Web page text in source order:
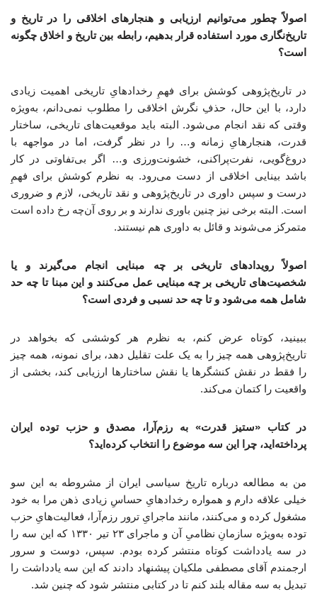
اصولاً چطور می‌توانیم ارزیابی و هنجارهای اخلاقی را در تاریخ و
تاریخ‌نگاری مورد استفاده قرار بدهیم، رابطه بین تاریخ و اخلاق چگونه
است؟
در تاریخ‌پژوهی کوشش برای فهمِ رخدادهایِ تاریخی اهمیت زیادی
دارد، با این حال، حذفِ نگرش اخلاقی را مطلوب نمی‌دانم، به‌ویژه
وقتی که نقد انجام می‌شود. البته باید موقعیت‌های تاریخی، ساختار
قدرت، هنجارهایِ زمانه و… را در نظر گرفت، اما در مواجهه با
دروغ‌گویی، نفرت‌پراکنی، خشونت‌ورزی و… اگر بی‌تفاوتی در کار
باشد بینایی اخلاقی از دست می‌رود. به نظرم کوشش برای فهمِ
درست و سپس داوری در تاریخ‌پژوهی و نقد تاریخی، لازم و ضروری
است. البته برخی نیز چنین باوری ندارند و بر روی آن‌چه رخ داده است
متمرکز می‌شوند و قائل به داوری هم نیستند.
اصولاً رویدادهای تاریخی بر چه مبنایی انجام می‌گیرند و یا
شخصیت‌های تاریخی بر چه مبنایی عمل می‌کنند و این مبنا تا چه حد
شامل همه می‌شود و تا چه حد نسبی و فردی است؟
ببینید، کوتاه عرض کنم، به نظرم هر کوششی که بخواهد در
تاریخ‌پژوهی همه چیز را به یک علت تقلیل دهد، برای نمونه، همه چیز
را فقط در نقش کنشگرها یا نقش ساختارها ارزیابی کند، بخشی از
واقعیت را کتمان می‌کند.
در کتاب «ستیز قدرت» به رزم‌آرا، مصدق و حزب توده ایران
پرداخته‌اید، چرا این سه موضوع را انتخاب کرده‌اید؟
من به مطالعه درباره تاریخ سیاسی ایران از مشروطه به این سو
خیلی علاقه دارم و همواره رخدادهایِ حساسِ زیادی ذهن مرا به خود
مشغول کرده و می‌کنند، مانند ماجرایِ ترور رزم‌آرا، فعالیت‌هایِ حزب
توده به‌ویژه سازمانِ نظامیِ آن و ماجرای ۲۳ تیر ۱۳۳۰ که این سه را
در سه یادداشت کوتاه منتشر کرده بودم. سپس، دوست و سرور
ارجمندم آقای مصطفی ملکیان پیشنهاد دادند که این سه یادداشت را
تبدیل به سه مقاله بلند کنم تا در کتابی منتشر شود که چنین شد.